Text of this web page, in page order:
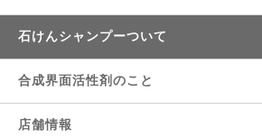
石けんシャンプーついて
合成界面活性剤のこと
店舗情報